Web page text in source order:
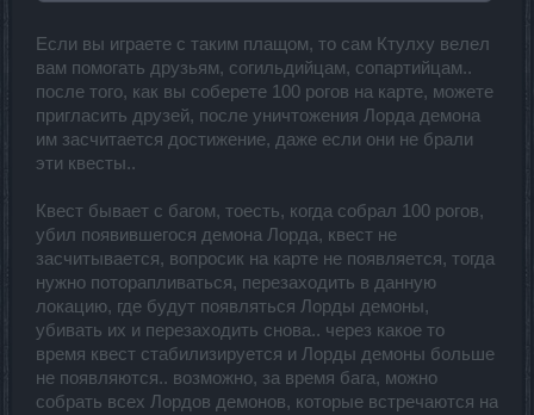
Если вы играете с таким плащом, то сам Ктулху велел
вам помогать друзьям, согильдийцам, сопартийцам..
после того, как вы соберете 100 рогов на карте, можете
пригласить друзей, после уничтожения Лорда демона
им засчитается достижение, даже если они не брали
эти квесты..
Квест бывает с багом, тоесть, когда собрал 100 рогов,
убил появившегося демона Лорда, квест не
засчитывается, вопросик на карте не появляется, тогда
нужно поторапливаться, перезаходить в данную
локацию, где будут появляться Лорды демоны,
убивать их и перезаходить снова.. через какое то
время квест стабилизируется и Лорды демоны больше
не появляются.. возможно, за время бага, можно
собрать всех Лордов демонов, которые встречаются на